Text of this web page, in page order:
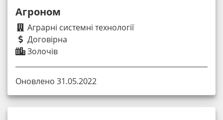
Агроном
Аграрні системні технології
Договірна
Золочів
Оновлено 31.05.2022